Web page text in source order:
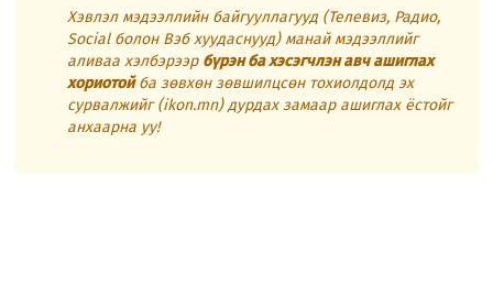
Хэвлэл мэдээллийн байгууллагууд (Телевиз, Радио,
Social болон Вэб хуудаснууд) манай мэдээллийг
аливаа хэлбэрээр бүрэн ба хэсэгчлэн авч ашиглах
хориотойба зөвхөн зөвшилцсөн тохиолдолд эх
сурвалжийг (ikon.mn) дурдах замаар ашиглах ёстойг
анхаарна уу!